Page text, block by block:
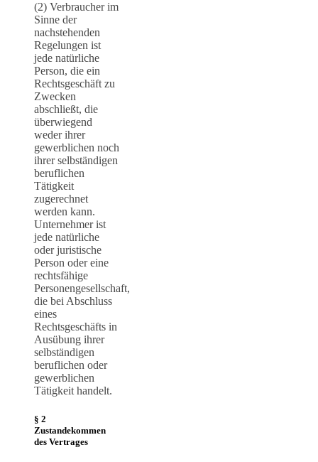
(2) Verbraucher im
Sinne der
nachstehenden
Regelungen ist
jede natürliche
Person, die ein
Rechtsgeschäft zu
Zwecken
abschließt, die
überwiegend
weder ihrer
gewerblichen noch
ihrer selbständigen
beruflichen
Tätigkeit
zugerechnet
werden kann.
Unternehmer ist
jede natürliche
oder juristische
Person oder eine
rechtsfähige
Personengesellschaft,
die bei Abschluss
eines
Rechtsgeschäfts in
Ausübung ihrer
selbständigen
beruflichen oder
gewerblichen
Tätigkeit handelt.
§ 2
Zustandekommen
des Vertrages